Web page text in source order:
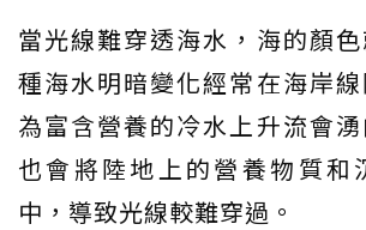
當光線難穿透海水，海的顏
種海水明暗變化經常在海岸
為富含營養的冷水上升流會
也會將陸地上的營養物質和
中，導致光線較難穿過。